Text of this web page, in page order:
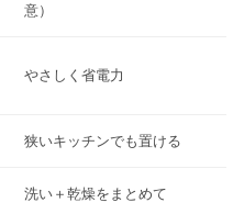
意）
やさしく省電力
狭いキッチンでも置ける
洗い＋乾燥をまとめて